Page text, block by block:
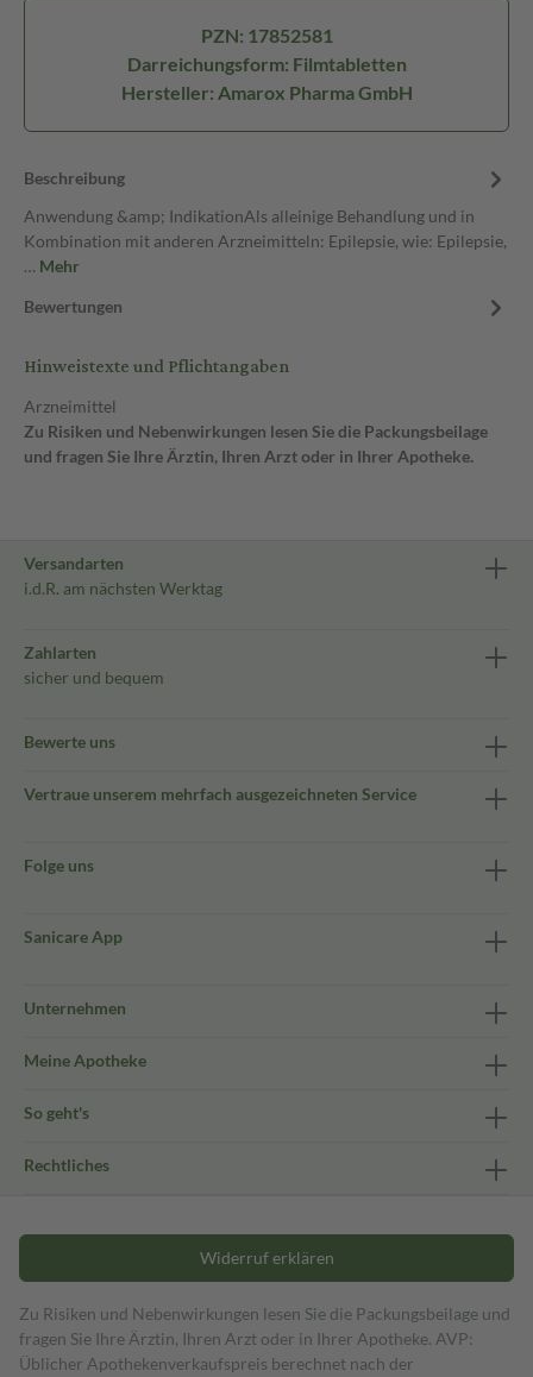
PZN: 17852581
Darreichungsform: Filmtabletten
Hersteller: Amarox Pharma GmbH
Beschreibung
Anwendung &amp; IndikationAls alleinige Behandlung und in
Kombination mit anderen Arzneimitteln: Epilepsie, wie: Epilepsie,
… Mehr
Bewertungen
Hinweistexte und Pflichtangaben
Arzneimittel
Zu Risiken und Nebenwirkungen lesen Sie die Packungsbeilage
und fragen Sie Ihre Ärztin, Ihren Arzt oder in Ihrer Apotheke.
Versandarten
i.d.R. am nächsten Werktag
Zahlarten
sicher und bequem
Bewerte uns
Vertraue unserem mehrfach ausgezeichneten Service
Folge uns
Sanicare App
Unternehmen
Meine Apotheke
So geht's
Rechtliches
Widerruf erklären
Zu Risiken und Nebenwirkungen lesen Sie die Packungsbeilage und
fragen Sie Ihre Ärztin, Ihren Arzt oder in Ihrer Apotheke. AVP:
Üblicher Apothekenverkaufspreis berechnet nach der